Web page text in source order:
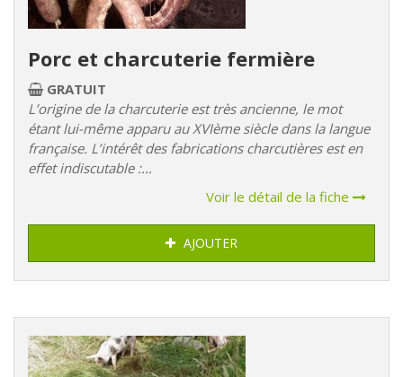
Porc et charcuterie fermière
GRATUIT
L’origine de la charcuterie est très ancienne, le mot
étant lui-même apparu au XVIème siècle dans la langue
française. L’intérêt des fabrications charcutières est en
effet indiscutable :...
Voir le détail de la fiche
AJOUTER